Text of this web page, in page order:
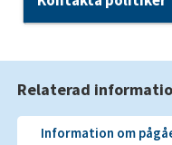
Relaterad
Information om